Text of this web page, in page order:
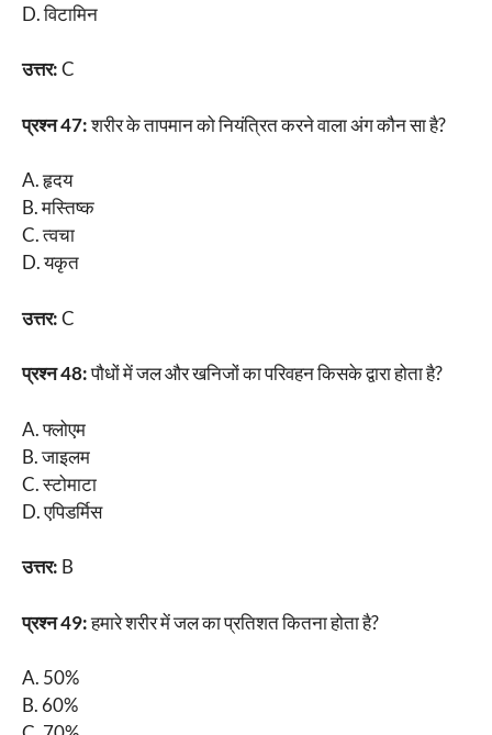
D. विटामिन
उत्तर:C
प्रश्न 47:शरीर के तापमान को नियंत्रित करने वाला अंग कौन सा है?
A. हृदय
B. मस्तिष्क
C. त्वचा
D. यकृत
उत्तर:C
प्रश्न 48:पौधों में जल और खनिजों का परिवहन किसके द्वारा होता है?
A. फ्लोएम
B. जाइलम
C. स्टोमाटा
D. एपिडर्मिस
उत्तर: B
प्रश्न 49:हमारे शरीर में जल का प्रतिशत कितना होता है?
A. 50%
B. 60%